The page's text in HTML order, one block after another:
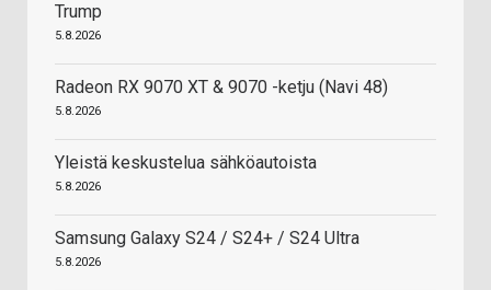
Trump
5.8.2026
Radeon RX 9070 XT & 9070 -ketju (Navi 48)
5.8.2026
Yleistä keskustelua sähköautoista
5.8.2026
Samsung Galaxy S24 / S24+ / S24 Ultra
5.8.2026